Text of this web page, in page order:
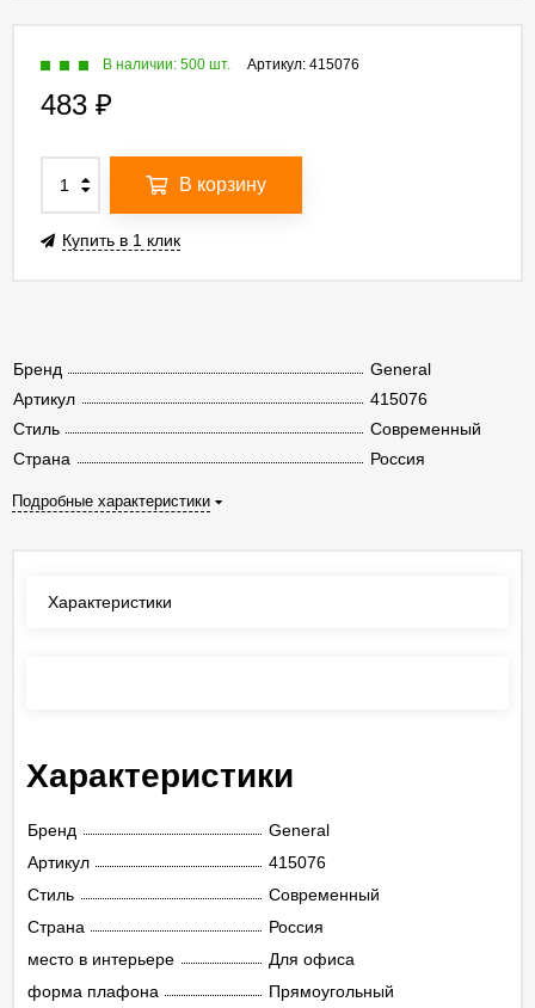
Бренд
General
Артикул
415076
Стиль
Современный
Страна
Россия
Подробные характеристики
Артикул: 415076
В наличии: 500 шт.
483 ₽
В корзину
Купить в 1 клик
Характеристики
Характеристики
Бренд
General
Артикул
415076
Стиль
Современный
Страна
Россия
место в интерьере
Для офиса
форма плафона
Прямоугольный